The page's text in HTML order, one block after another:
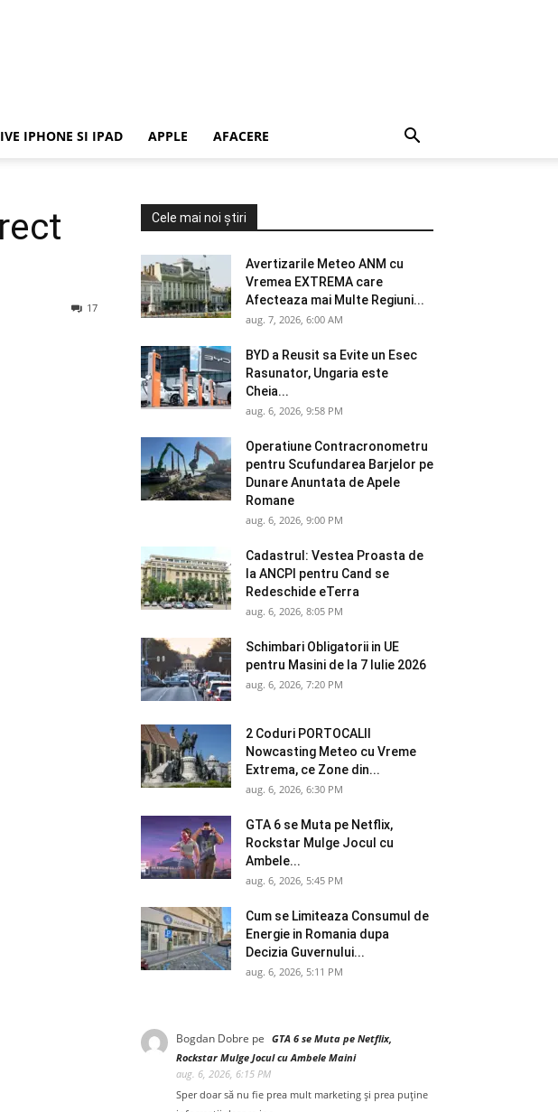
IPHONE SI IPAD APPLE AFACERE
17
Cele mai noi știri
Avertizarile Meteo ANM cu
Vremea EXTREMA care
Afecteaza mai Multe Regiuni...
aug. 7, 2026, 6:00 AM
BYD a Reusit sa Evite un Esec
Rasunator, Ungaria este
Cheia...
aug. 6, 2026, 9:58 PM
Operatiune Contracronometru
pentru Scufundarea Barjelor pe
Dunare Anuntata de Apele
Romane
aug. 6, 2026, 9:00 PM
Cadastrul: Vestea Proasta de
la ANCPI pentru Cand se
Redeschide eTerra
aug. 6, 2026, 8:05 PM
Schimbari Obligatorii in UE
pentru Masini de la 7 Iulie 2026
aug. 6, 2026, 7:20 PM
2 Coduri PORTOCALII
Nowcasting Meteo cu Vreme
Extrema, ce Zone din...
aug. 6, 2026, 6:30 PM
GTA 6 se Muta pe Netflix,
Rockstar Mulge Jocul cu
Ambele...
aug. 6, 2026, 5:45 PM
Cum se Limiteaza Consumul de
Energie in Romania dupa
Decizia Guvernului...
aug. 6, 2026, 5:11 PM
Bogdan Dobre pe GTA 6 se Muta pe Netflix,
Rockstar Mulge Jocul cu Ambele Maini
aug. 6, 2026, 6:15 PM
Sper doar să nu fie prea mult marketing și prea puține